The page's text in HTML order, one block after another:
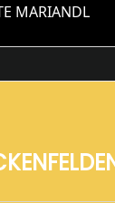
MARIANDL